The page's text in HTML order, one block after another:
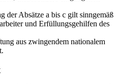
der Absätze a bis c gilt sinngemäß
und Erfüllungsgehilfen des
aus zwingendem nationalem